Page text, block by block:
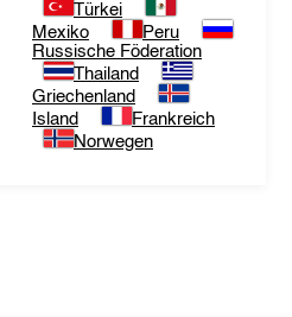
Türkei
Mexiko
Peru
Russische Föderation
Thailand
Griechenland
Island
Frankreich
Norwegen